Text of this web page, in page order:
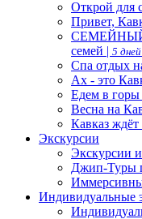
Открой для
Привет,
СЕМЕЙНЫЙ
семей | 5
Спа отдых
Ах - это
Едем в горы
Весна на
Кавказ ждёт
Экскурсии
Экскурсии
Джип-Туры
Индивидуальные